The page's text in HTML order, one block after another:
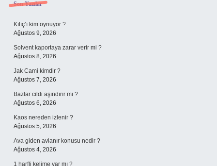
Sidebar
Son Yazılar
Kılıç’ı kim oynuyor ?
Ağustos 9, 2026
Solvent kaportaya zarar verir mi ?
Ağustos 8, 2026
Jak Cami kimdir ?
Ağustos 7, 2026
Bazlar cildi aşındırır mı ?
Ağustos 6, 2026
Kaos nereden izlenir ?
Ağustos 5, 2026
Ava giden avlanır konusu nedir ?
Ağustos 4, 2026
1 harfli kelime var mı ?